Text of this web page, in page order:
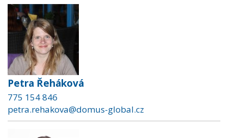
Petra Řeháková
775 154 846
petra.rehakova@domus-global.cz